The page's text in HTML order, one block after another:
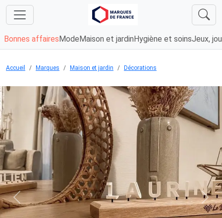
Bonnes affaires Mode Maison et jardin Hygiène et soinsJeux,
Accueil Marques Maison et jardin Décorations
Previous Next